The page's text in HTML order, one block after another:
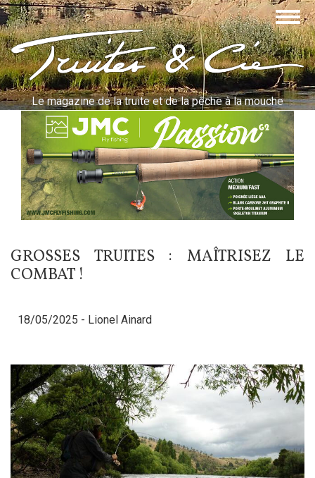
Aller
au
contenu
principalTruites & Cie
Le magazine de la truite et de la pêche à la mouche
GROSSES TRUITES : MAÎTRISEZ LE
COMBAT !
18/05/2025 - Lionel Ainard